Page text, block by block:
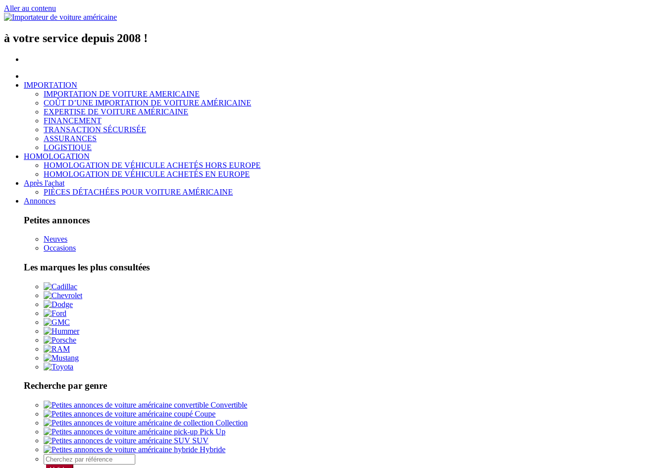
Aller au contenu
à votre service depuis 2008 !
IMPORTATION
IMPORTATION DE VOITURE AMERICAINE
COÛT D’UNE IMPORTATION DE VOITURE AMÉRICAINE
EXPERTISE DE VOITURE AMÉRICAINE
FINANCEMENT
TRANSACTION SÉCURISÉE
ASSURANCES
LOGISTIQUE
HOMOLOGATION
HOMOLOGATION DE VÉHICULE ACHETÉS HORS EUROPE
HOMOLOGATION DE VÉHICULE ACHETÉS EN EUROPE
Après l'achat
PIÈCES DÉTACHÉES POUR VOITURE AMÉRICAINE
Annonces
Petites annonces
Neuves
Occasions
Les marques les plus consultées
Recherche par genre
Convertible
Coupe
Collection
Pick Up
SUV
Hybride